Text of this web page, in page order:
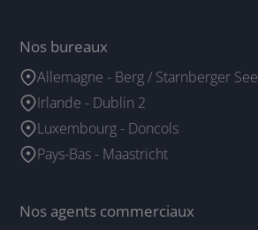
Nos bureaux
Allemagne - Berg / Starnberger See
Irlande - Dublin 2
Luxembourg - Doncols
Pays-Bas - Maastricht
Nos agents commerciaux